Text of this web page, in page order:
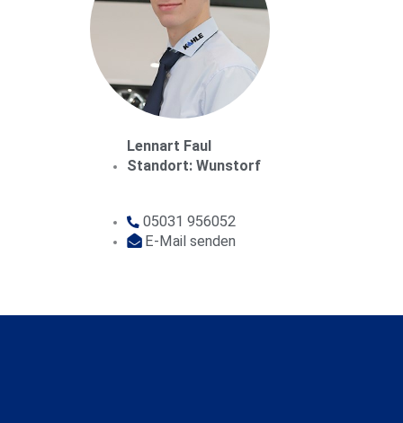
Lennart Faul
Standort: Wunstorf
05031 956052
E-Mail senden